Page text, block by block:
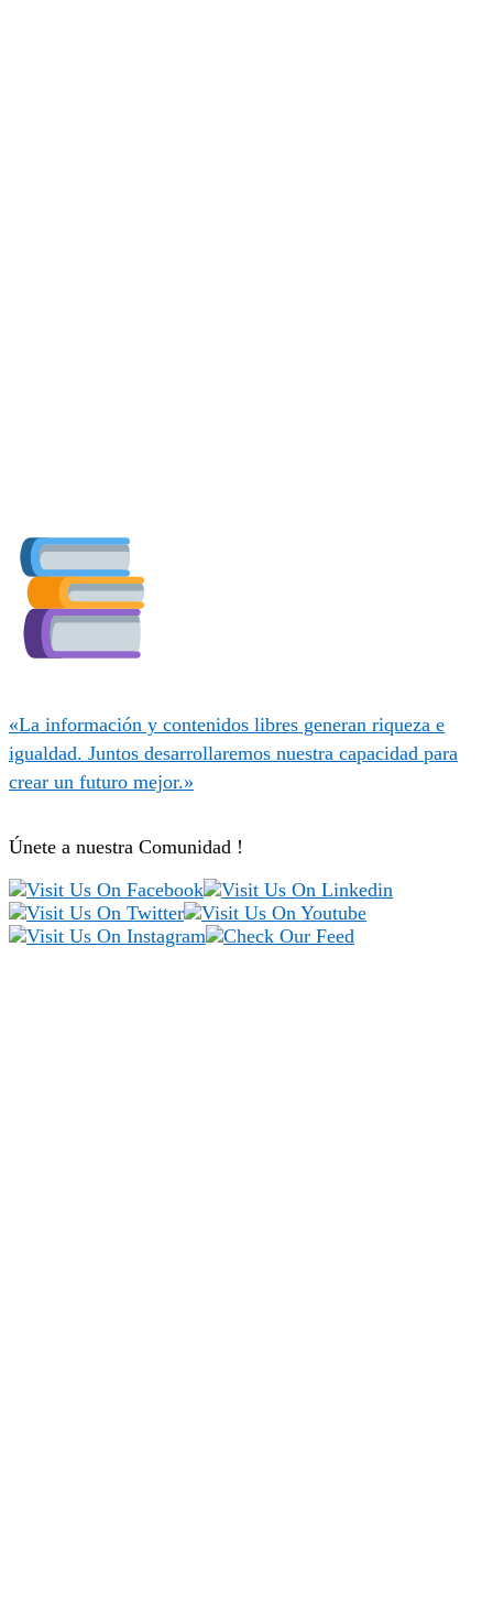
«La información y contenidos libres generan riqueza e
igualdad. Juntos desarrollaremos nuestra capacidad para
crear un futuro mejor.»
Únete a nuestra Comunidad !